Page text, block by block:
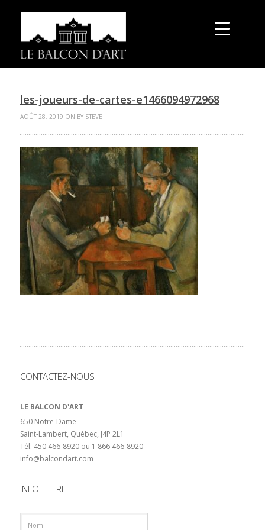
les-joueurs-de-cartes-e1466094972968
AOÛT 28, 2019 ON BY STEVE
CONTACTEZ-NOUS
LE BALCON D'ART
650 Notre-Dame
Saint-Lambert, Québec, J4P 2L1
Tél: 450 466-8920 ou 1 866 466-8920
info@balcondart.com
INFOLETTRE